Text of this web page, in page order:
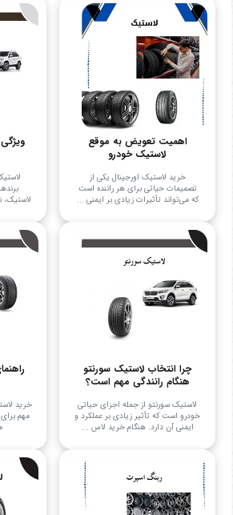
اهمیت تعویض به موقع
لاستیک خودرو
خرید لاستیک اورجینال یکی از
تصمیمات حیاتی برای هر راننده است
که می‌تواند تأثیرات زیادی بر ایمنی ...
چرا انتخاب لاستیک سورنتو
هنگام رانندگی مهم است؟
لاستیک سورنتو از جمله اجزای حیاتی
خودرو است که تأثیر زیادی بر عملکرد و
ایمنی آن دارد. هنگام خرید لاس ...
خرید
مهم